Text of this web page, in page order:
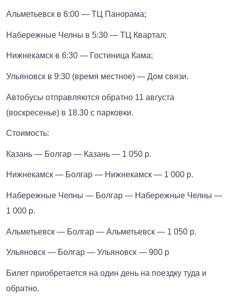
Альметьевск в 6:00 — ТЦ Панорама;
Набережные Челны в 5:30 — ТЦ Квартал;
Нижнекамск в 6:30 — Гостиница Кама;
Ульяновск в 9:30 (время местное) — Дом связи.
Автобусы отправляются обратно 11 августа
(воскресенье) в 18.30 с парковки.
Стоимость:
Казань — Болгар — Казань — 1 050 р.
Нижнекамск — Болгар — Нижнекамск — 1 000 р.
Набережные Челны — Болгар — Набережные Челны —
1 000 р.
Альметьевск — Болгар — Альметьевск — 1 050 р.
Ульяновск — Болгар — Ульяновск — 900 р
Билет приобретается на один день на поездку туда и
обратно.